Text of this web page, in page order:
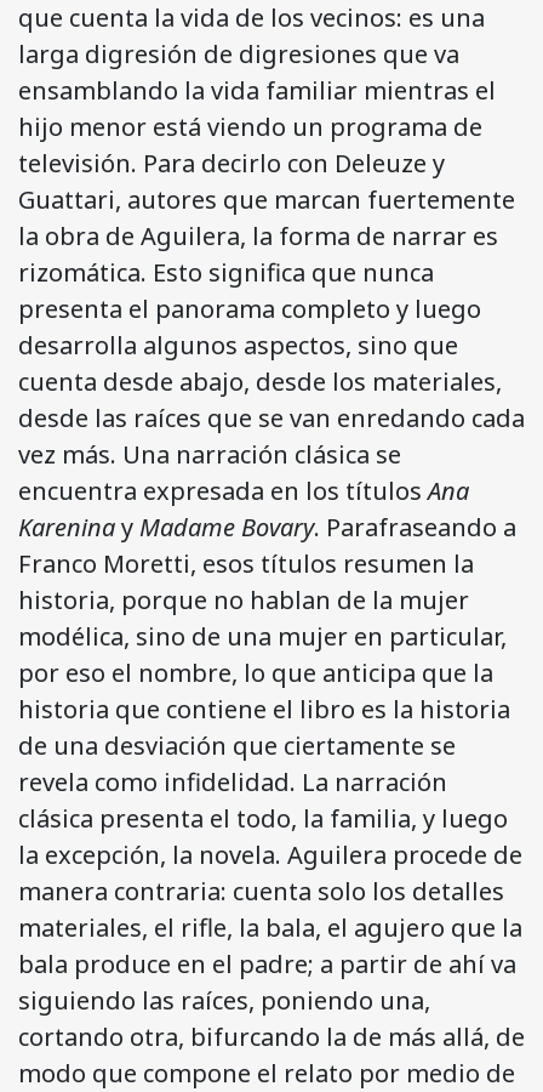
que cuenta la vida de los vecinos: es una
larga digresión de digresiones que va
ensamblando la vida familiar mientras el
hijo menor está viendo un programa de
televisión. Para decirlo con Deleuze y
Guattari, autores que marcan fuertemente
la obra de Aguilera, la forma de narrar es
rizomática. Esto significa que nunca
presenta el panorama completo y luego
desarrolla algunos aspectos, sino que
cuenta desde abajo, desde los materiales,
desde las raíces que se van enredando cada
vez más. Una narración clásica se
encuentra expresada en los títulosAna
Kareninay Madame Bovary. Parafraseando a
Franco Moretti, esos títulos resumen la
historia, porque no hablan de la mujer
modélica, sino de una mujer en particular,
por eso el nombre, lo que anticipa que la
historia que contiene el libro es la historia
de una desviación que ciertamente se
revela como infidelidad. La narración
clásica presenta el todo, la familia, y luego
la excepción, la novela. Aguilera procede de
manera contraria: cuenta solo los detalles
materiales, el rifle, la bala, el agujero que la
bala produce en el padre; a partir de ahí va
siguiendo las raíces, poniendo una,
cortando otra, bifurcando la de más allá, de
modo que compone el relato por medio de